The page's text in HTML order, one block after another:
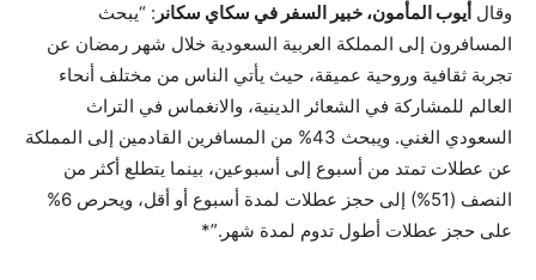
وقال أيوب المأمون، خبير السفر في سكاي سكانر : “يبحث
المسافرون إلى المملكة العربية السعودية خلال شهر رمضان عن
تجربة ثقافية وروحية عميقة، حيث يأتي الناس من مختلف أنحاء
العالم للمشاركة في الشعائر الدينية، والانغماس في التراث
السعودي الغني. ويبحث 43% من المسافرين القادمين إلى المملكة
عن عطلات تمتد من أسبوع إلى أسبوعين، بينما يتطلع أكثر من
النصف (51%) إلى حجز عطلات لمدة أسبوع أو أقل، ويحرص 6%
على حجز عطلات أطول تدوم لمدة شهر.”*